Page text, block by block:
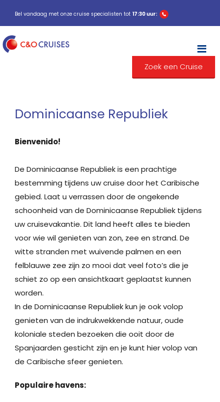
Bel vandaag met onze cruise specialisten tot 17:30 uur:
Zoek een Cruise
Dominicaanse Republiek
Bienvenido!
De Dominicaanse Republiek is een prachtige
bestemming tijdens uw cruise door het Caribische
gebied. Laat u verrassen door de ongekende
schoonheid van de Dominicaanse Republiek tijdens
uw cruisevakantie. Dit land heeft alles te bieden
voor wie wil genieten van zon, zee en strand. De
witte stranden met wuivende palmen en een
felblauwe zee zijn zo mooi dat veel foto’s die je
schiet zo op een ansichtkaart geplaatst kunnen
worden.
In de Dominicaanse Republiek kun je ook volop
genieten van de indrukwekkende natuur, oude
koloniale steden bezoeken die ooit door de
Spanjaarden gesticht zijn en je kunt hier volop van
de Caribische sfeer genieten.
Populaire havens: